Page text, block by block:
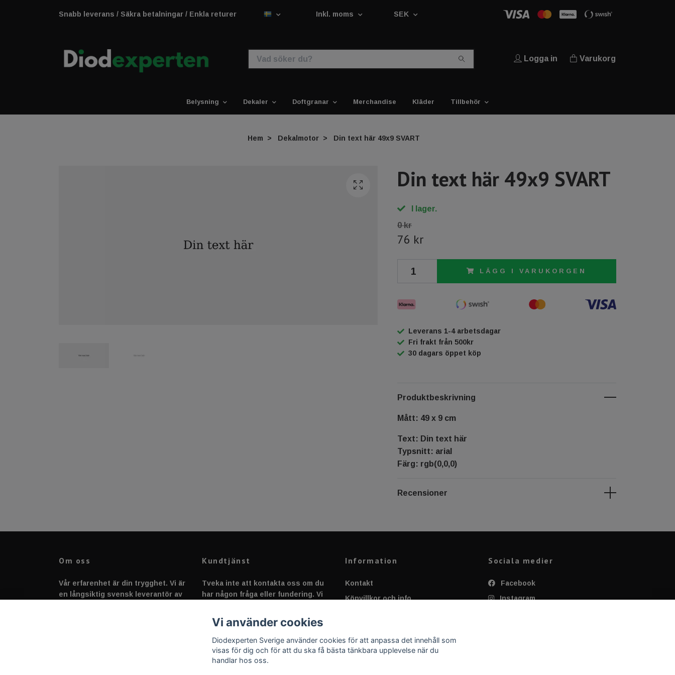
Snabb leverans / Säkra betalningar / Enkla returer Inkl. moms SEK
Logga in Varukorg
Belysning Dekaler Doftgranar Merchandise Kläder Tillbehör
Hem Dekalmotor Din text här 49x9 SVART
Din text här 49x9 SVART
I lager.
0 kr
76 kr
LÄGG I VARUKORGEN
Leverans 1-4 arbetsdagar
Fri frakt från 500kr
30 dagars öppet köp
Produktbeskrivning
Mått: 49 x 9 cm
Text: Din text här
Typsnitt: arial
Färg: rgb(0,0,0)
Recensioner
Om oss
Vår erfarenhet är din trygghet. Vi är
en långsiktig svensk leverantör av
Kundtjänst
Tveka inte att kontakta oss om du
har någon fråga eller fundering. Vi
Information
Kontakt
Köpvillkor och info
Applicering av Dekal
Sociala medier
Facebook
Instagram
Vi använder cookies
Diodexperten Sverige använder cookies för att anpassa det innehåll som
visas för dig och för att du ska få bästa tänkbara upplevelse när du
handlar hos oss.